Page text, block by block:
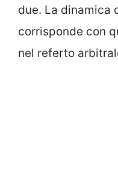
due. La dinamica
corrisponde con
nel referto